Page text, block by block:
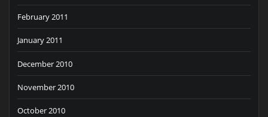
February 2011
January 2011
December 2010
November 2010
October 2010